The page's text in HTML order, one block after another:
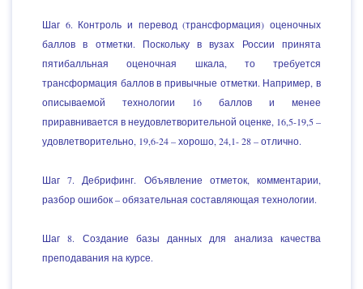
Шаг 6. Контроль и перевод (трансформация) оценочных
баллов в отметки. Поскольку в вузах России принята
пятибалльная оценочная шкала, то требуется
трансформация баллов в привычные отметки. Например, в
описываемой технологии 16 баллов и менее
приравнивается в неудовлетворительной оценке, 16,5-19,5 –
удовлетворительно, 19,6-24 – хорошо, 24,1- 28 – отлично.
Шаг 7. Дебрифинг. Объявление отметок, комментарии,
разбор ошибок – обязательная составляющая технологии.
Шаг 8. Создание базы данных для анализа качества
преподавания на курсе.